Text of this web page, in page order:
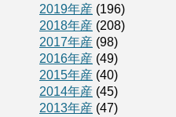
2019年産 (196)
2018年産 (208)
2017年産 (98)
2016年産 (49)
2015年産 (40)
2014年産 (45)
2013年産 (47)